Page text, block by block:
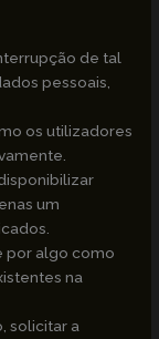
de tal
pessoais,
os utilizadores
um
por algo como
na
solicitar a